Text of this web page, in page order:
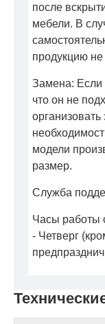
после
мебели. В
продукцию не
Замена: Если
что он не
модели
размер.
Служба
Часы работы
- Четверг